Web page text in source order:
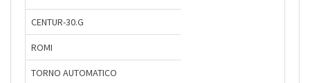
CENTUR-30.G
ROMI
TORNO AUTOMATICO